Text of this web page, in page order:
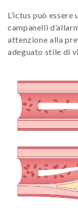
L’ictus può
campanelli
attenzione alla
adeguato stile di